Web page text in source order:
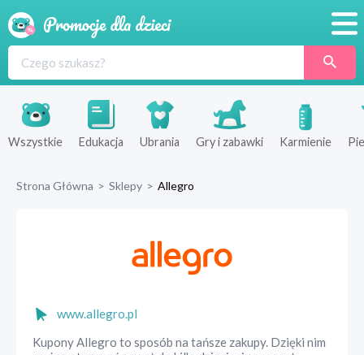
Produkty
Sklepy
Wszystkie Edukacja Ubrania Gry i zabawki Karmienie
Strona Główna > Sklepy > Allegro
www.allegro.pl
Kupony Allegro to sposób na tańsze zakupy. Dzięki nim